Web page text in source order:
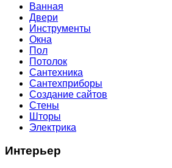
Ванная
Двери
Инструменты
Окна
Пол
Потолок
Сантехника
Сантехприборы
Создание сайтов
Стены
Шторы
Электрика
Интерьер